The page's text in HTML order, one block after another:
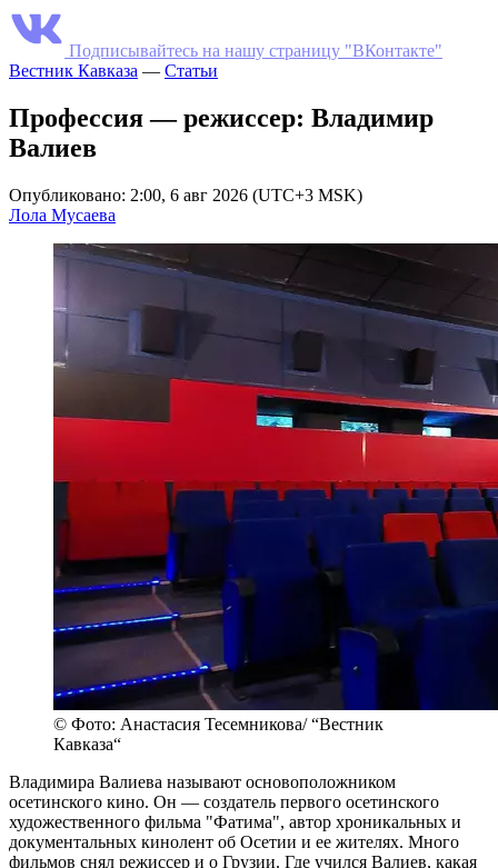
Подписывайтесь на нашу страницу "ВКонтакте"
Вестник Кавказа — Статьи
Профессия — режиссер: Владимир
Валиев
Опубликовано: 2:00, 6 авг 2026 (UTC+3 MSK)
Лола Мусаева
© Фото: Анастасия Тесемникова/ “Вестник
Кавказа“
Владимира Валиева называют основоположником
осетинского кино. Он — создатель первого осетинского
художественного фильма "Фатима", автор хроникальных и
документальных кинолент об Осетии и ее жителях. Много
фильмов снял режиссер и о Грузии. Где учился Валиев, какая